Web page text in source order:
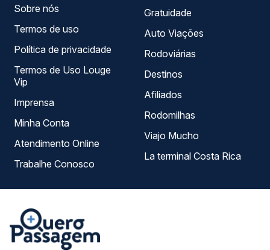
Sobre nós
Termos de uso
Política de privacidade
Termos de Uso Louge
Vip
Imprensa
Minha Conta
Atendimento Online
Trabalhe Conosco
Gratuidade
Auto Viações
Rodoviárias
Destinos
Afiliados
Rodomilhas
Viajo Mucho
La terminal Costa Rica